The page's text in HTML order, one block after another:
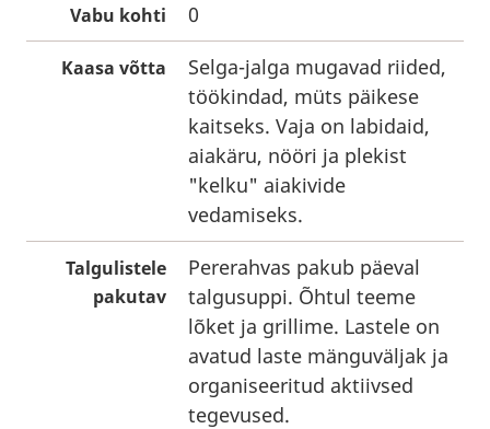
Vabu kohti 0
Kaasa võtta
Selga-jalga mugavad riided,
töökindad, müts päikese
kaitseks. Vaja on labidaid,
aiakäru, nööri ja plekist
"kelku" aiakivide
vedamiseks.
Talgulistele
pakutav
Pererahvas pakub päeval
talgusuppi. Õhtul teeme
lõket ja grillime. Lastele on
avatud laste mänguväljak ja
organiseeritud aktiivsed
tegevused.